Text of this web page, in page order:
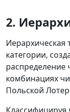
2.
Иерархическая
категории,
распределение
комбинациях
Польской